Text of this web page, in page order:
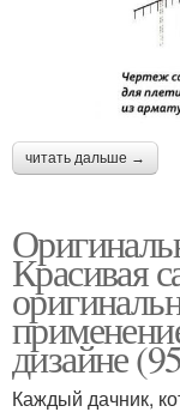
читать дальше →
Красивая
дизайне
Каждый дачник,